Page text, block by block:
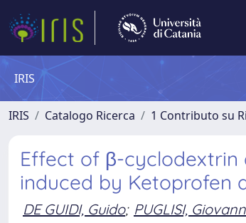
IRIS
IRIS Catalogo Ricerca 1 Contributo su
Effect of β-
induced by Ketoprofen
DE GUIDI, Guido; PUGLISI,